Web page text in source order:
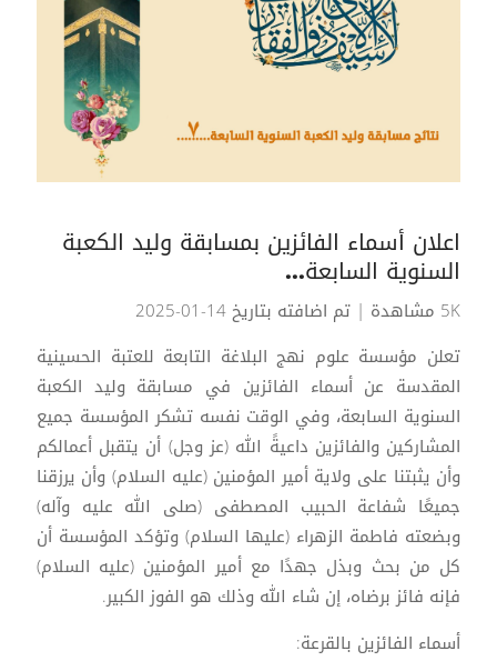
اعلان أسماء الفائزين بمسابقة وليد الكعبة
السنوية السابعة...
5K مشاهدة
| تم اضافته بتاريخ 14-01-2025
تعلن مؤسسة علوم نهج البلاغة التابعة للعتبة الحسينية
المقدسة عن أسماء الفائزين في مسابقة وليد الكعبة
السنوية السابعة، وفي الوقت نفسه تشكر المؤسسة جميع
المشاركين والفائزين داعيةً الله (عز وجل) أن يتقبل أعمالكم
وأن يثبتنا على ولاية أمير المؤمنين (عليه السلام) وأن يرزقنا
جميعًا شفاعة الحبيب المصطفى (صلى الله عليه وآله)
وبضعته فاطمة الزهراء (عليها السلام) وتؤكد المؤسسة أن
كل من بحث وبذل جهدًا مع أمير المؤمنين (عليه السلام)
فإنه فائز برضاه، إن شاء الله وذلك هو الفوز الكبير.
أسماء الفائزين بالقرعة: